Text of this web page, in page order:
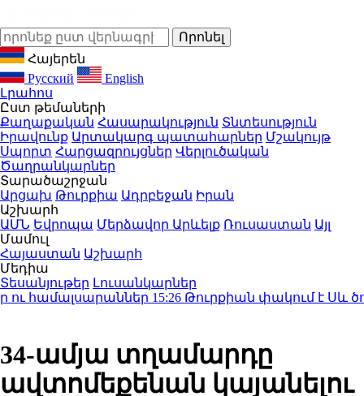
Հայերեն
Русский
English
Լրահոս
Ըստ թեմաների
Քաղաքական Հասարակություն Տնտեսություն
Իրավունք Արտակարգ պատահարներ Մշակույթ
Սպորտ Հարցազրույցներ Վերլուծական
Ծաղրանկարներ
Տարածաշրջան
Արցախ Թուրքիա Ադրբեջան Իրան
Աշխարհ
ԱՄՆ Եվրոպա Մերձավոր Արևելք Ռուսաստան Այլ
Մամուլ
Հայաստան Աշխարհ
Մեդիա
Տեսանյութեր Լուսանկարներ
համալսարաններ15:26 Թուրքիան փակում է Սև ծովի
34-ամյա տղամարդը
ավտոմեքենան կայանելու